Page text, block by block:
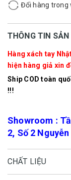
Đổi hàng trong
THÔNG TIN SẢN
Hàng xách tay
hiện hàng giả xin
Ship COD toàn
!!!
Showroom :
2, Số 2
CHẤT LIỆU